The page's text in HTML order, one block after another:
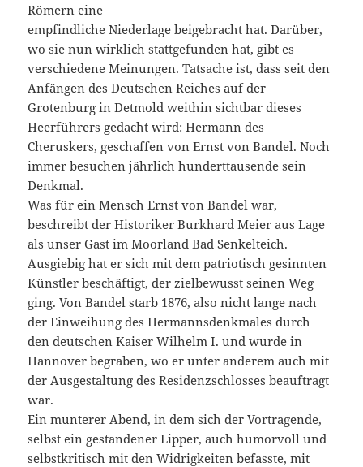
Römern eine
empfindliche Niederlage beigebracht hat. Darüber,
wo sie nun wirklich stattgefunden hat, gibt es
verschiedene Meinungen. Tatsache ist, dass seit den
Anfängen des Deutschen Reiches auf der
Grotenburg in Detmold weithin sichtbar dieses
Heerführers gedacht wird: Hermann des
Cheruskers, geschaffen von Ernst von Bandel. Noch
immer besuchen jährlich hunderttausende sein
Denkmal.
Was für ein Mensch Ernst von Bandel war,
beschreibt der Historiker Burkhard Meier aus Lage
als unser Gast im Moorland Bad Senkelteich.
Ausgiebig hat er sich mit dem patriotisch gesinnten
Künstler beschäftigt, der zielbewusst seinen Weg
ging. Von Bandel starb 1876, also nicht lange nach
der Einweihung des Hermannsdenkmales durch
den deutschen Kaiser Wilhelm I. und wurde in
Hannover begraben, wo er unter anderem auch mit
der Ausgestaltung des Residenzschlosses beauftragt
war.
Ein munterer Abend, in dem sich der Vortragende,
selbst ein gestandener Lipper, auch humorvoll und
selbstkritisch mit den Widrigkeiten befasste, mit